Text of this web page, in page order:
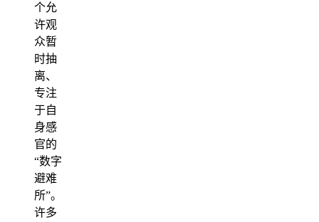
个允
许观
众暂
时抽
离、
专注
于自
身感
官的
“数字
避难
所”。
许多